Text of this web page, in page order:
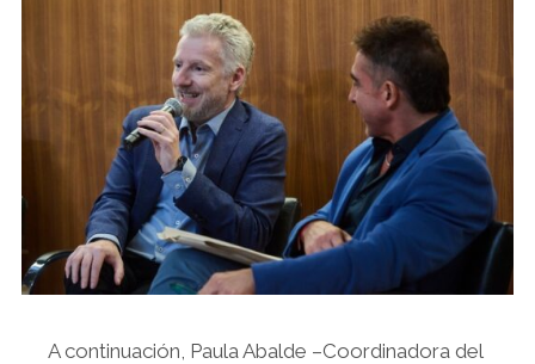
A continuación, Paula Abalde –Coordinadora del